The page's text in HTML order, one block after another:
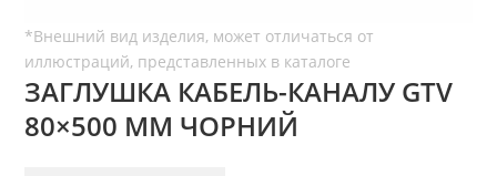
ЗАГЛУШКА КАБЕЛЬ-КАНАЛУ GTV
80×500 ММ ЧОРНИЙ